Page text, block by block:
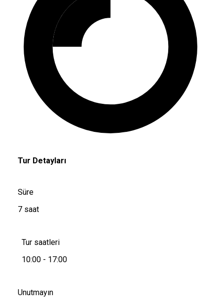
Tur Detayları
Süre
7 saat
Tur saatleri
10:00 - 17:00
Unutmayın